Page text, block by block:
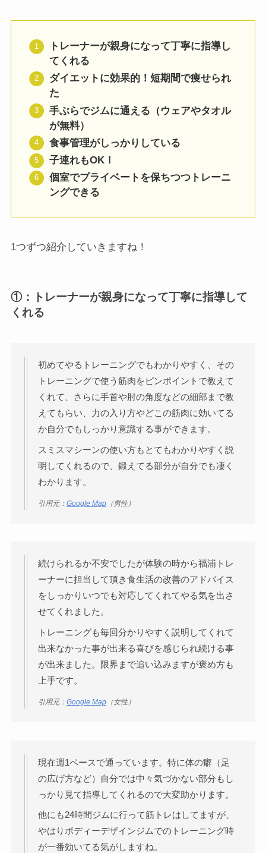
トレーナーが親身になって丁寧に指導し
てくれる
ダイエットに効果的！短期間で痩せられ
た
手ぶらでジムに通える（ ウェアやタオル
が無料）
食事管理がしっかりしている
子連れもOK！
個室でプライベートを保ちつつトレーニ
ングできる
1つずつ紹介していきますね！
①：トレーナーが親身になって丁寧に指導して
くれる
初めてやるトレーニングでもわかりやすく、その
トレーニングで使う筋肉をピンポイントで教えて
くれて、さらに手首や肘の角度などの細部まで教
えてもらい、力の入り方やどこの筋肉に効いてる
か自分でもしっかり意識する事ができます。
スミスマシーンの使い方もとてもわかりやすく説
明してくれるので、鍛えてる部分が自分でも凄く
わかります。
引用元： Google Map（男性）
続けられるか不安でしたが体験の時から福浦トレ
ーナーに担当して頂き食生活の改善のアドバイス
をしっかりいつでも対応してくれてやる気を出さ
せてくれました。
トレーニングも毎回分かりやすく説明してくれて
出来なかった事が出来る喜びを感じられ続ける事
が出来ました。限界まで追い込みますが褒め方も
上手です。
引用元： Google Map（女性）
現在週1ペースで通っています。特に体の癖（足
の広げ方など）自分では中々気づかない部分もし
っかり見て指導してくれるので大変助かります。
他にも24時間ジムに行って筋トレはしてますが、
やはりボディーデザインジムでのトレーニング時
が一番効いてる気がしますね。